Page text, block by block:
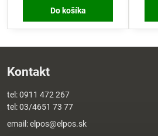
Do košíka
Kontakt
tel:0911 472 267
tel:03/4651 73 77
email:elpos@elpos.sk